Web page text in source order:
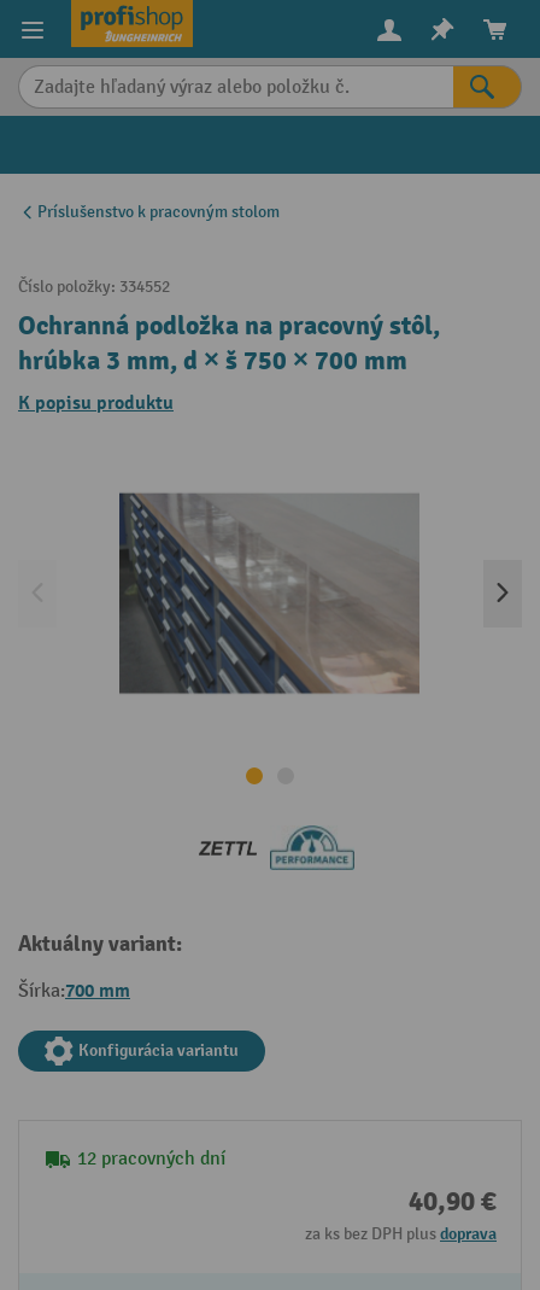
content
Príslušenstvo k pracovným stolom
Číslo položky: 334552
Ochranná podložka na pracovný stôl,
hrúbka 3 mm, d × š 750 × 700 mm
K popisu produktu
Aktuálny variant:
Šírka:700 mm
Konfigurácia variantu
12 pracovných dní
40,90 €
za ks bez DPH plusdoprava